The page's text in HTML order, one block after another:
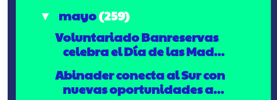
▼ mayo(259)
Voluntariado Banreservas
celebra el Día de las Mad...
Abinader conecta al Sur con
nuevas oportunidades a...